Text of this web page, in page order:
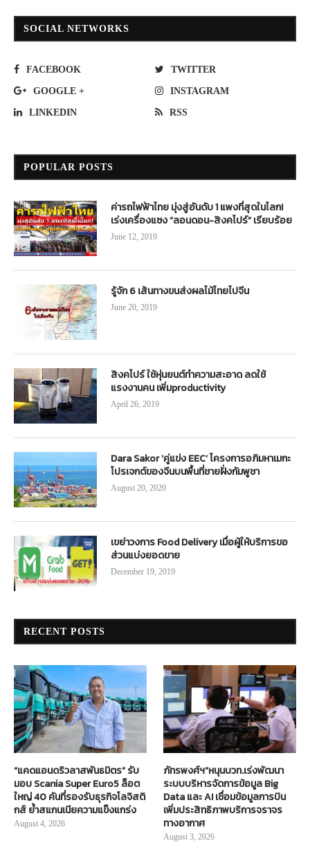
SOCIAL NETWORKS
FACEBOOK TWITTER
GOOGLE + INSTAGRAM
LINKEDIN RSS
POPULAR POSTS
ค่ารถไฟฟ้าไทย มุ่งสู่อันดับ 1 แพงที่สุดในโลก!
เร่งเครื่องแซง “ลอนดอน-สิงคโปร์” เรียบร้อย
June 12, 2019
รู้จัก 6 เส้นทางขนส่งผลไม้ไทยไปจีน
June 20, 2019
สิงคโปร์ ใช้หุ่นยนต์ทำความสะอาด ลดใช้
แรงงานคน เพิ่มproductivity
April 26, 2019
Dara Sakor ‘คู่แข่ง EEC’ โครงการอภิมหาเมกะ
โปรเจกต์ของจีนบนพื้นที่ชายฝั่งกัมพูชา
August 20, 2020
เขย่าวงการ Food Delivery เมื่อผู้ให้บริการขอ
ส่วนแบ่งยอดขาย
December 19, 2019
RECENT POSTS
“แคดแอนดริวลาสพันธมิตร” รับ
มอบ Scania Super Euro5 ล็อต
ใหญ่ 40 คันที่รองรับธุรกิจโลจิสติ
กส์ ย้ำสแกนเนียความแข็งแกร่ง
August 4, 2026
ภัทรพงศ์ฯ”หนุนบวท.เร่งพัฒนา
ระบบบริหารจัดการข้อมูล Big
Data และ AI เชื่อมข้อมูลการบิน
เพิ่มประสิทธิภาพบริการจราจร
ทางอากาศ
August 3, 2026